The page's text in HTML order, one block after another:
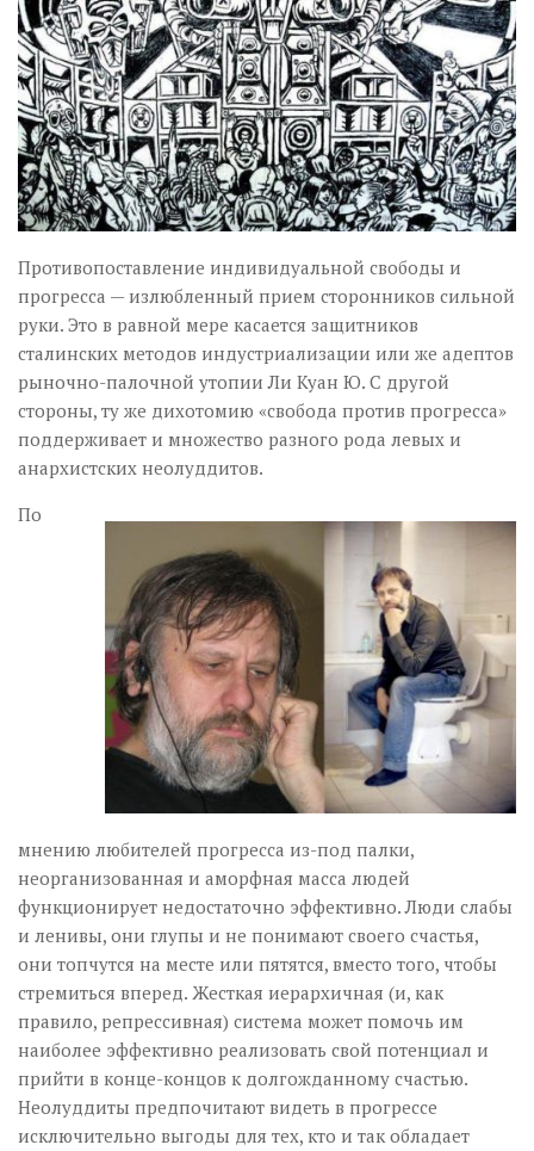
Візуальне
Научпоп
Головне
Цитати
Inter/antinational
Противопоставление индивидуальной свободы и
прогресса — излюбленный прием сторонников сильной
руки. Это в равной мере касается защитников
сталинских методов индустриализации или же адептов
рыночно-палочной утопии Ли Куан Ю. С другой
стороны, ту же дихотомию «свобода против прогресса»
поддерживает и множество разного рода левых и
анархистских неолуддитов.
По
мнению любителей прогресса из-под палки,
неорганизованная и аморфная масса людей
функционирует недостаточно эффективно. Люди слабы
и ленивы, они глупы и не понимают своего счастья,
они топчутся на месте или пятятся, вместо того, чтобы
стремиться вперед. Жесткая иерархичная (и, как
правило, репрессивная) система может помочь им
наиболее эффективно реализовать свой потенциал и
прийти в конце-концов к долгожданному счастью.
Неолуддиты предпочитают видеть в прогрессе
исключительно выгоды для тех, кто и так обладает